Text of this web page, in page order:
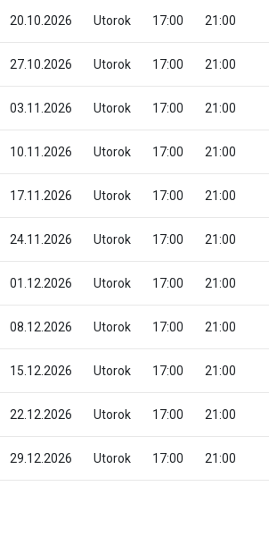
20.10.2026 Utorok 17:00 21:00
27.10.2026 Utorok 17:00 21:00
03.11.2026 Utorok 17:00 21:00
10.11.2026 Utorok 17:00 21:00
17.11.2026 Utorok 17:00 21:00
24.11.2026 Utorok 17:00 21:00
01.12.2026 Utorok 17:00 21:00
08.12.2026 Utorok 17:00 21:00
15.12.2026 Utorok 17:00 21:00
22.12.2026 Utorok 17:00 21:00
29.12.2026 Utorok 17:00 21:00